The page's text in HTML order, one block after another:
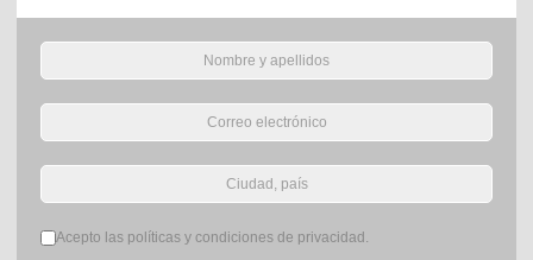
Términos del servicio*
Acepto las políticas y condiciones de privacidad.